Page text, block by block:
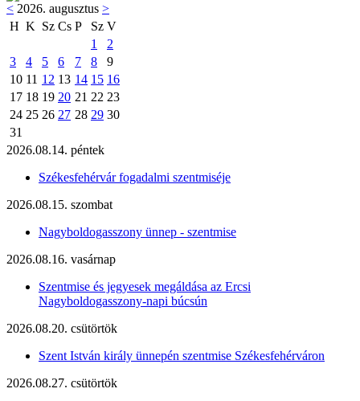
< 2026. augusztus >
H K Sz Cs P Sz V
1
2
3
4 5 6 7 8
9
10 11 12 13 14 15 16
17 18 19 20 21 22 23
24 25 26 27 28 29 30
31
2026.08.14. péntek
Székesfehérvár fogadalmi szentmiséje
2026.08.15. szombat
Nagyboldogasszony ünnep - szentmise
2026.08.16. vasárnap
Szentmise és jegyesek megáldása az Ercsi
Nagyboldogasszony-napi búcsún
2026.08.20. csütörtök
Szent István király ünnepén szentmise Székesfehérváron
2026.08.27. csütörtök